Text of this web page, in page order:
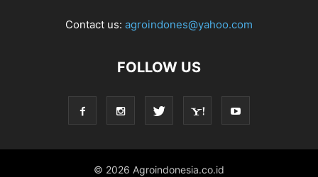
Contact us: agroindones@yahoo.com
FOLLOW US
© 2026 Agroindonesia.co.id